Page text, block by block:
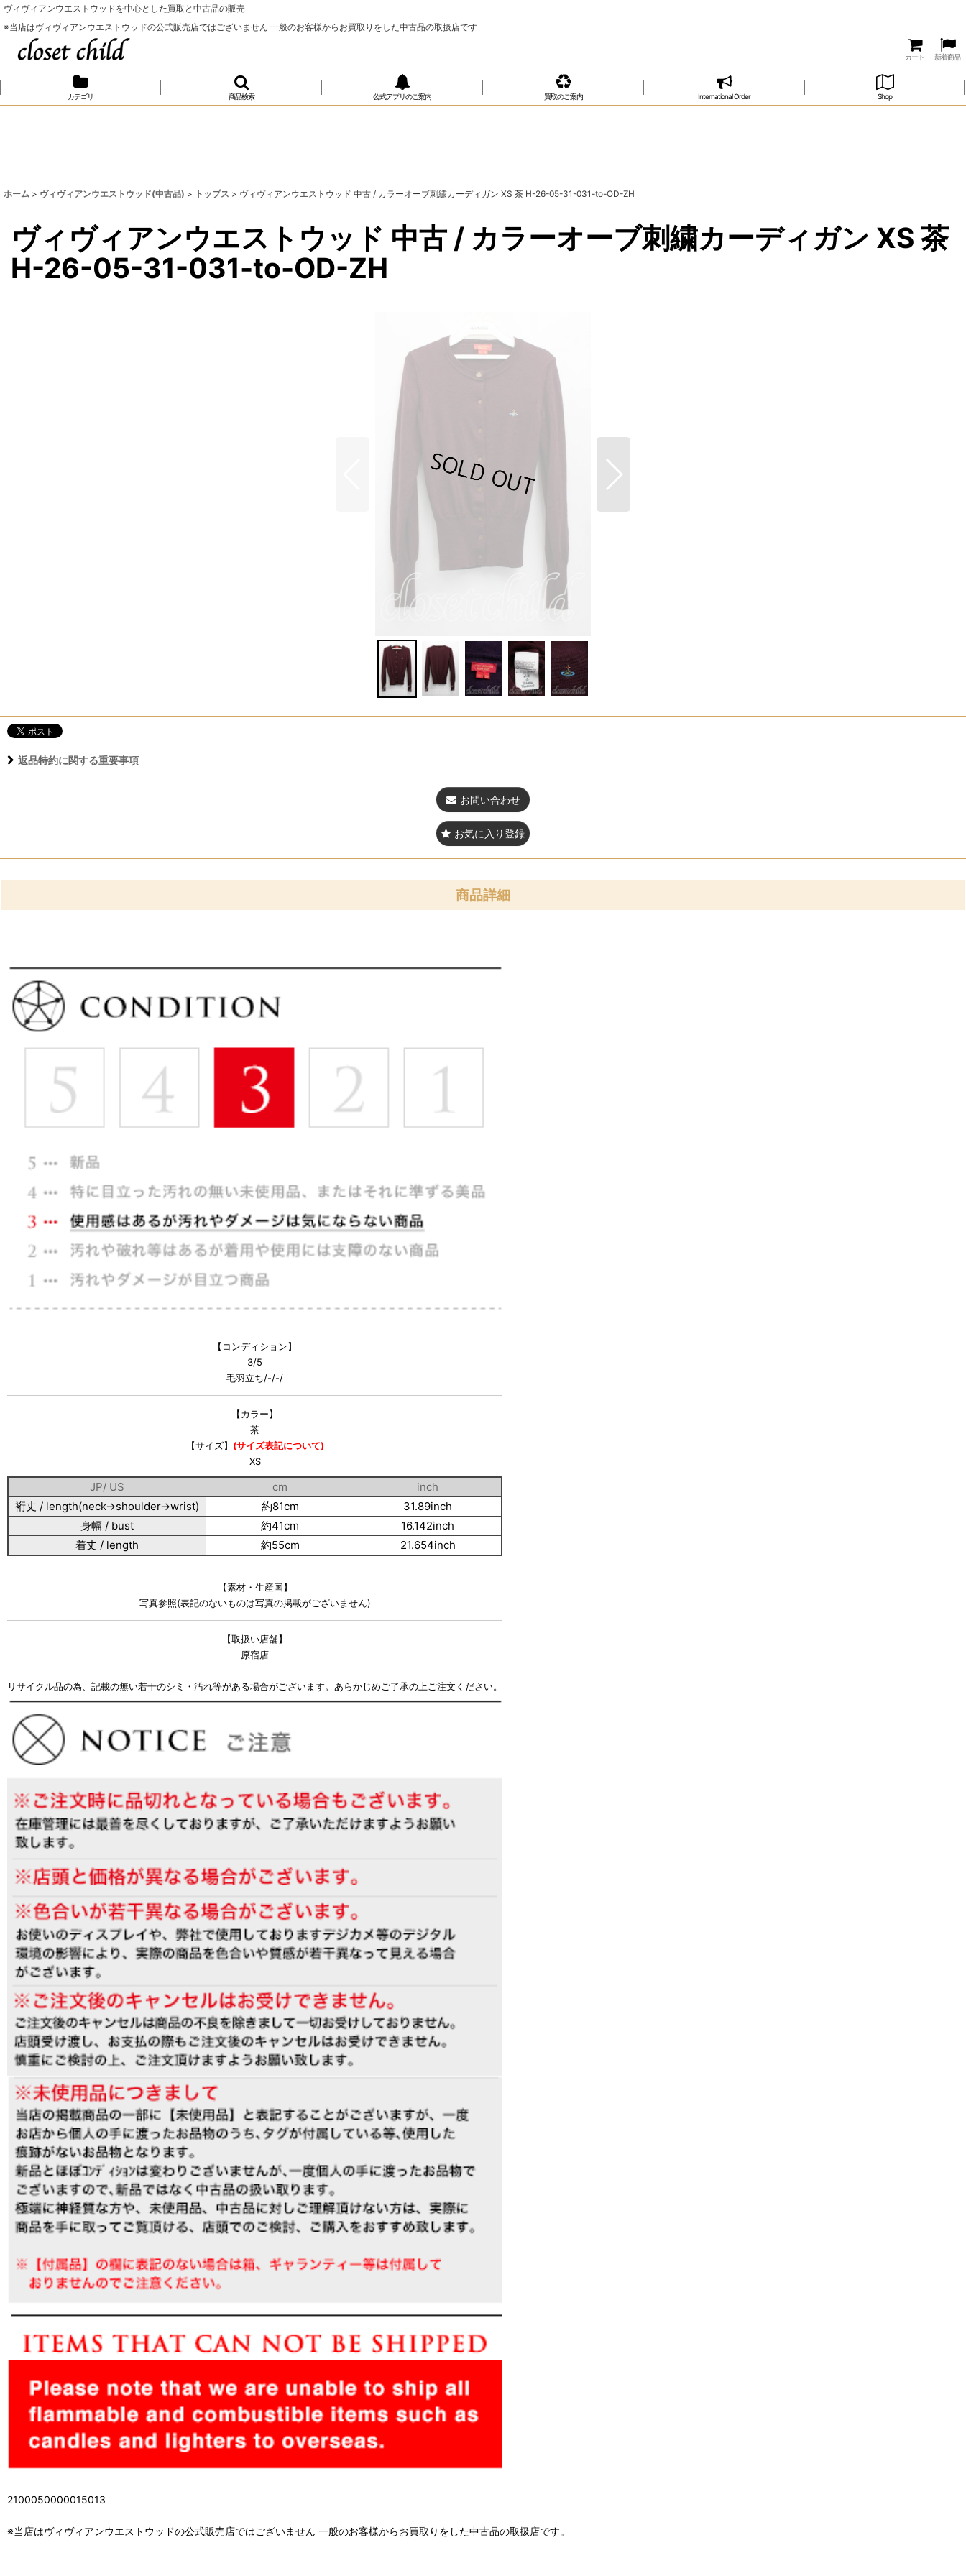
ヴィヴィアンウエストウッドを中心とした買取と中古品の販売
※当店はヴィヴィアンウエストウッドの公式販売店ではございません 一般のお客様からお買取りをした中古品の取扱店です
カート 新着商品
カテゴリ 商品検索 公式アプリのご案内 買取のご案内 International Order Shop
ホーム > ヴィヴィアンウエストウッド(中古品) > トップス > ヴィヴィアンウエストウッド 中古 / カラーオーブ刺繍カーディガン XS 茶 H-26-05-31-031-to-OD-ZH
ヴィヴィアンウエストウッド 中古 / カラーオーブ刺繍カーディガン XS 茶
H-26-05-31-031-to-OD-ZH
返品特約に関する重要事項
お問い合わせ
お気に入り登録
商品詳細
【コンディション】
3/5
毛羽立ち/-/-/
【カラー】
茶
【サイズ】 (サイズ表記について)
XS
JP/ US cm
inch
裄丈 / length(neck→shoulder→wrist)
約81cm
31.89inch
身幅 / bust
約41cm
16.142inch
着丈 / length
約55cm 21.654inch
【素材・生産国】
写真参照(表記のないものは写真の掲載がございません)
【取扱い店舗】
原宿店
リサイクル品の為、記載の無い若干のシミ・汚れ等がある場合がございます。あらかじめご了承の上ご注文ください。
2100050000015013
※当店はヴィヴィアンウエストウッドの公式販売店ではございません 一般のお客様からお買取りをした中古品の取扱店です。